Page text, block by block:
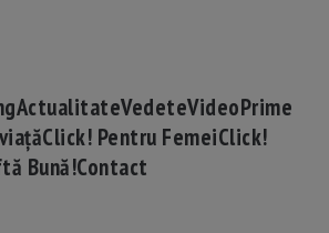
ActualitateVedeteVideoPrime
Click! Pentru FemeiClick!
Bună!Contact